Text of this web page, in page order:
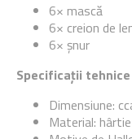
6× mască
6× creion de
6× șnur
Specificații tehnice
Dimensiune:
Material: hârtie